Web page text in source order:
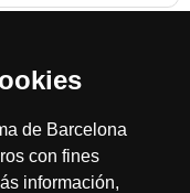
de Barcelona
con fines
información,